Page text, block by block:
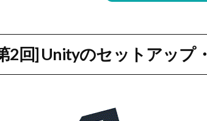
2回] Unityのセットアップ